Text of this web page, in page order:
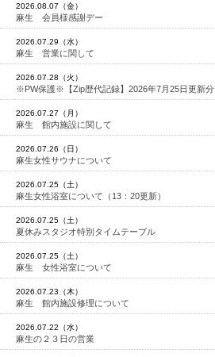
2026.08.07（金）
麻生 会員様感謝デー
2026.07.29（水）
麻生 営業に関して
2026.07.28（火）
※PW保護※【Zip歴代記録】2026年7月25日更新分
2026.07.27（月）
麻生 館内施設に関して
2026.07.26（日）
麻生女性サウナについて
2026.07.25（土）
麻生女性浴室について（13：20更新）
2026.07.25（土）
夏休みスタジオ特別タイムテーブル
2026.07.25（土）
麻生 女性浴室について
2026.07.23（木）
麻生 館内施設修理について
2026.07.22（水）
麻生の２３日の営業